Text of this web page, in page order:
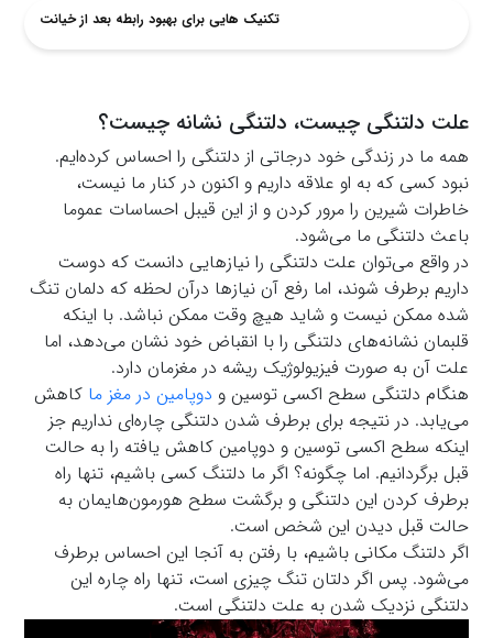
تکنیک هایی برای بهبود رابطه بعد از خیانت
علت دلتنگی چیست، دلتنگی نشانه چیست؟
همه ما در زندگی خود درجاتی از دلتنگی را احساس کرده‌ایم.
نبود کسی که به او علاقه داریم و اکنون در کنار ما نیست،
خاطرات شیرین را مرور کردن و از این قیبل احساسات عموما
باعث دلتنگی ما می‌شود.
در واقع می‌توان علت دلتنگی را نیازهایی دانست که دوست
داریم برطرف شوند، اما رفع آن نیازها درآن لحظه که دلمان تنگ
شده ممکن نیست و شاید هیچ وقت ممکن نباشد. با اینکه
قلبمان نشانه‌های دلتنگی را با انقباض خود نشان می‌دهد، اما
علت آن به صورت فیزیولوژیک ریشه در مغزمان دارد.
هنگام دلتنگی سطح اکسی توسین و دوپامین در مغز ماکاهش
می‌یابد. در نتیجه برای برطرف شدن دلتنگی چاره‌ای نداریم جز
اینکه سطح اکسی توسین و دوپامین کاهش یافته را به حالت
قبل برگردانیم. اما چگونه؟ اگر ما دلتنگ کسی باشیم، تنها راه
برطرف کردن این دلتنگی و برگشت سطح هورمون‌هایمان به
حالت قبل دیدن این شخص است.
اگر دلتنگ مکانی باشیم، با رفتن به آنجا این احساس برطرف
می‌شود. پس اگر دلتان تنگ چیزی است، تنها راه چاره این
دلتنگی نزدیک شدن به علت دلتنگی است.